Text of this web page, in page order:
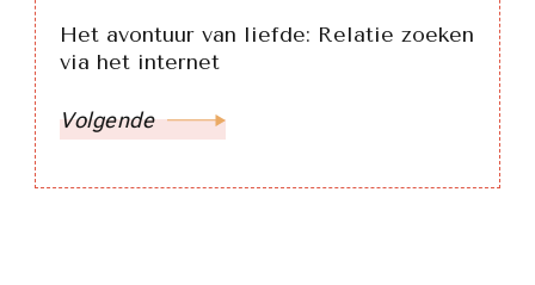
Het avontuur van liefde: Relatie zoeken
via het internet
Volgende